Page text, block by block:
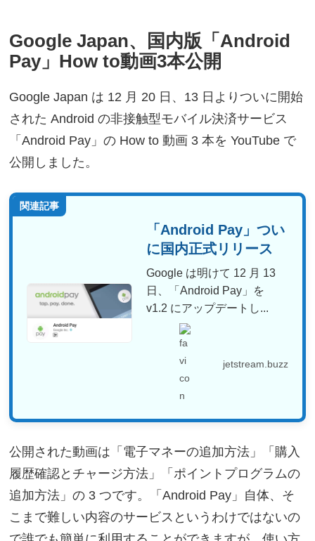
Google Japan、国内版「Android
Pay」How to動画3本公開
Google Japan は 12 月 20 日、13 日よりついに開始
された Android の非接触型モバイル決済サービス
「Android Pay」の How to 動画 3 本を YouTube で
公開しました。
関連記事
「Android Pay」つい
に国内正式リリース
Google は明けて 12 月 13
日、「Android Pay」を
v1.2 にアップデートし...
jetstream.buzz
公開された動画は「電子マネーの追加方法」「購入
履歴確認とチャージ方法」「ポイントプログラムの
追加方法」の 3 つです。「Android Pay」自体、そ
こまで難しい内容のサービスというわけではないの